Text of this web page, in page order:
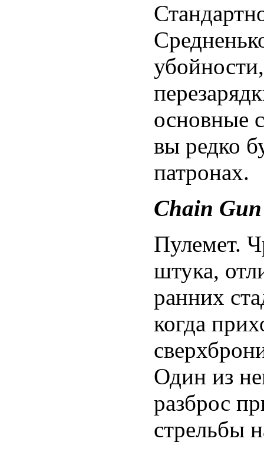
основные
вы редко
патронах.
Chain Gun
Пулемет.
штука,
ранних
когда
Один из
разброс
стрельбы